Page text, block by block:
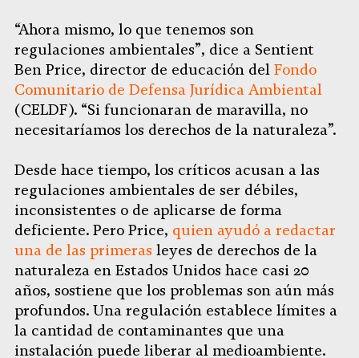
“Ahora mismo, lo que tenemos son
regulaciones ambientales”, dice a Sentient
Ben Price, director de educación del Fondo
Comunitario de Defensa Jurídica Ambiental
(CELDF). “Si funcionaran de maravilla, no
necesitaríamos los derechos de la naturaleza”.
Desde hace tiempo, los críticos acusan a las
regulaciones ambientales de ser débiles,
inconsistentes o de aplicarse de forma
deficiente. Pero Price, quien ayudó a redactar
una de las primeras leyes de derechos de la
naturaleza en Estados Unidos hace casi 20
años, sostiene que los problemas son aún más
profundos. Una regulación establece límites a
la cantidad de contaminantes que una
instalación puede liberar al medioambiente.